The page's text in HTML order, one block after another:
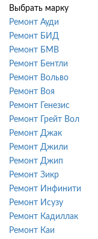
Выбрать марку
Ремонт Ауди
Ремонт БИД
Ремонт БМВ
Ремонт Бентли
Ремонт Вольво
Ремонт Воя
Ремонт Генезис
Ремонт Грейт Вол
Ремонт Джак
Ремонт Джили
Ремонт Джип
Ремонт Зикр
Ремонт Инфинити
Ремонт Исузу
Ремонт Кадиллак
Ремонт Каи